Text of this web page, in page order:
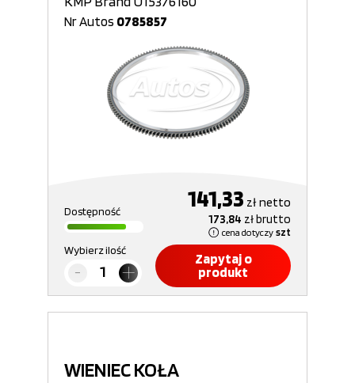
Nr Autos 0785857
Dostępność 141,33 złnetto
173,84 złbrutto
cena dotyczy szt
Wybierz ilość
Zapytaj o
produkt
WIENIEC KOŁA